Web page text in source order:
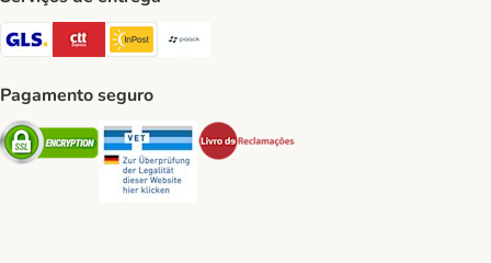
GLS Shipping Method
CTTExpress Shipping Method
InPost Shipping Method
Pagamento seguro
Security Security